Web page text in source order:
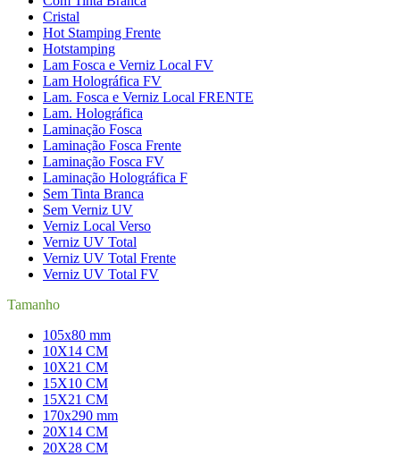
Cristal
Hot Stamping Frente
Hotstamping
Lam Fosca e Verniz Local FV
Lam Holográfica FV
Lam. Fosca e Verniz Local FRENTE
Lam. Holográfica
Laminação Fosca
Laminação Fosca Frente
Laminação Fosca FV
Laminação Holográfica F
Sem Tinta Branca
Sem Verniz UV
Verniz Local Verso
Verniz UV Total
Verniz UV Total Frente
Verniz UV Total FV
Tamanho
105x80 mm
10X14 CM
10X21 CM
15X10 CM
15X21 CM
170x290 mm
20X14 CM
20X28 CM